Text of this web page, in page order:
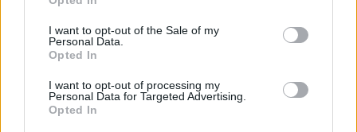
use your data for below specified purposes in below Google
consent section.
I want to opt-out of the Sale of my
Personal Data.
Opted In
I want to opt-out of processing my
Personal Data for Targeted Advertising.
Opted In
Felkészülési szezon 5. mérkőzés
Croke Park, Dublin
1 nap 23 óra 30 perc 13 másodperc